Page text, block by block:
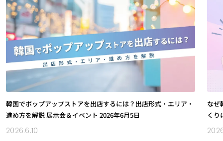
韓国でポップアップストアを出店するには？出店形式・エリア・
進め方を解説 展示会＆イベント 2026年6月5日
2026.6.10
なぜ
くり